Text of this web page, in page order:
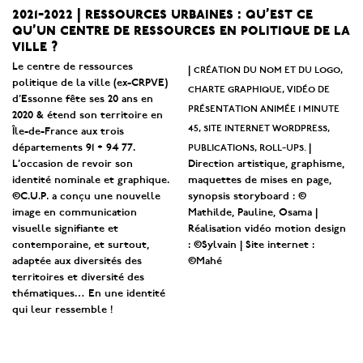
2021-2022 | ressources urbaines : qu’est ce
qu’un centre de ressources en politique de la
ville ?
Le centre de ressources
politique de la ville (ex-CRPVE)
d’Essonne fête ses 20 ans en
2020 & étend son territoire en
Île-de-France aux trois
départements 91 + 94 77.
L’occasion de revoir son
identité nominale et graphique.
©C.U.P. a conçu une nouvelle
image en communication
visuelle signifiante et
contemporaine, et surtout,
adaptée aux diversités des
territoires et diversité des
thématiques… En une identité
qui leur ressemble !
|création du nom et du logo,
charte graphique, vidéo de
présentation animée 1 minute
45, site internet wordpress,
publications, roll-ups.
Direction artistique, graphisme,
maquettes de mises en page,
synopsis storyboard : ©
Mathilde, Pauline, Osama |
Réalisation vidéo motion design
: ©Sylvain | Site internet :
©Mahé